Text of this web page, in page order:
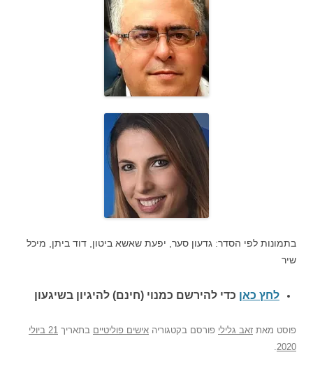
בתמונות לפי הסדר: גדעון סער, יפעת שאשא ביטון, דוד ביתן, מיכל
שיר
לחץ כאן כדי להירשם כמנוי (חינם) להיגיון בשיגעון
פוסט מאת זאב גלילי פורסם בקטגוריה אישים פוליטיים בתאריך
21 ביולי
2020
.